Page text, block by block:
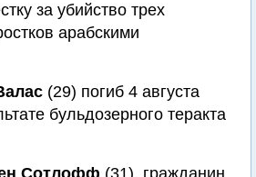
за убийство трех
арабскими
(29) погиб 4 августа
бульдозерного теракта
Сотлофф (31), гражданин